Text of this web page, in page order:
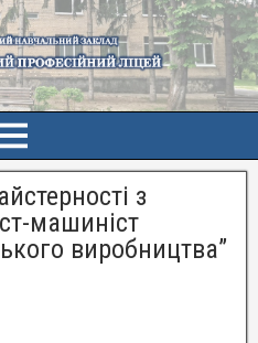
з
машиніст
виробництва”